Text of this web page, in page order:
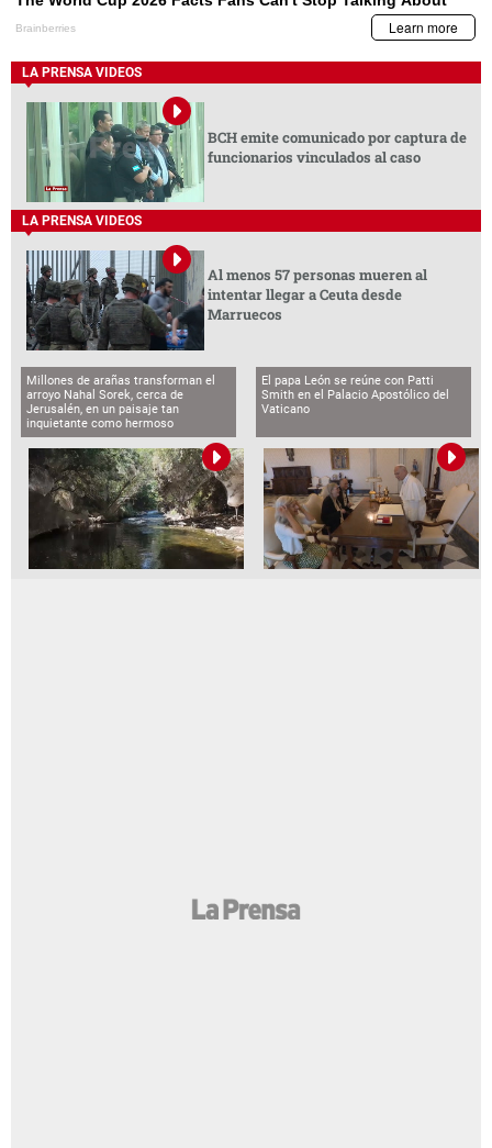
LA PRENSA VIDEOS
BCH emite comunicado por captura de
funcionarios vinculados al caso
LA PRENSA VIDEOS
Al menos 57 personas mueren al
intentar llegar a Ceuta desde
Marruecos
Millones de arañas transforman el
arroyo Nahal Sorek, cerca de
Jerusalén, en un paisaje tan
inquietante como hermoso
El papa León se reúne con Patti
Smith en el Palacio Apostólico del
Vaticano